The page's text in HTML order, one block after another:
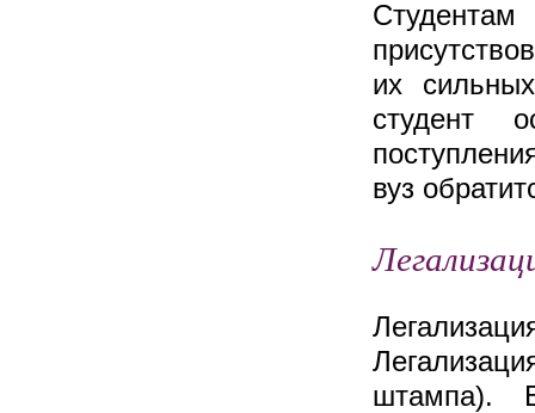
их
студент
вуз
штампа).